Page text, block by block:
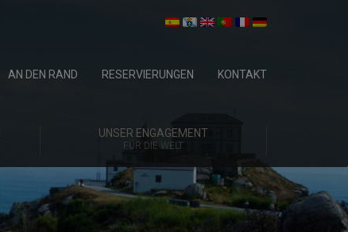
AN DEN RAND RESERVIERUNGEN KONTAKT
UNSER ENGAGEMENT
FÜR DIE WELT